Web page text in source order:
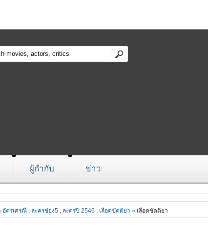
ผู้กำกับ ข่าว
อัครเศรณี, ละครช่อง5, ละครปี 2546 , เลือดขัตติยา » เลือดขัตติยา